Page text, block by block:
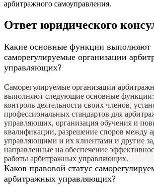
арбитражного самоуправления.
Ответ юридического
Какие основные функции выполняют
саморегулируемые организации
управляющих?
Саморегулируемые организации
выполняют следующие основные функции:
контроль деятельности своих членов,
профессиональных стандартов для
управляющих, организация обучения и
квалификации, разрешение споров между
управляющими и их клиентами и другие
направленные на обеспечение
работы арбитражных управляющих.
Каков правовой статус
арбитражных управляющих?